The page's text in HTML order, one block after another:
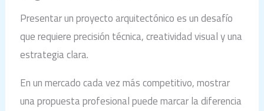
Presentar un proyecto arquitectónico es un desafío
que requiere precisión técnica, creatividad visual y una
estrategia clara.
En un mercado cada vez más competitivo, mostrar
una propuesta profesional puede marcar la diferencia